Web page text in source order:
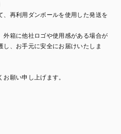
、再利用ダンボールを使用した発送を
外箱に他社ロゴや使用感がある場合が
、お手元に安全にお届けいたしま
願い申し上げます。